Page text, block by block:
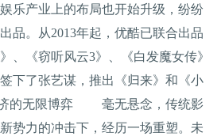
乐产业上的布局也开始升级，纷纷
品。从2013年起，优酷已联合出品
、《窃听风云3》、《白发魔女传》
下了张艺谋，推出《归来》和《小
无限博弈 毫无悬念，传统影
势力的冲击下，经历一场重塑。未